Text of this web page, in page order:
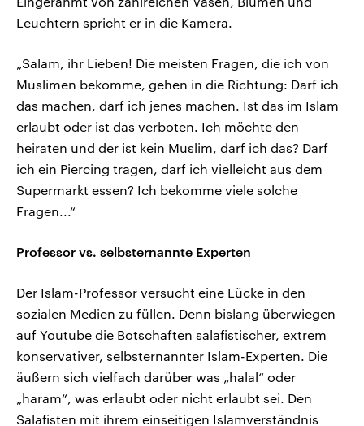
Leuchtern spricht er in die Kamera.
„Salam, ihr Lieben! Die meisten Fragen, die ich von
Muslimen bekomme, gehen in die Richtung: Darf ich
das machen, darf ich jenes machen. Ist das im Islam
erlaubt oder ist das verboten. Ich möchte den
heiraten und der ist kein Muslim, darf ich das? Darf
ich ein Piercing tragen, darf ich vielleicht aus dem
Supermarkt essen? Ich bekomme viele solche
Fragen...“
Professor vs. selbsternannte Experten
Der Islam-Professor versucht eine Lücke in den
sozialen Medien zu füllen. Denn bislang überwiegen
auf Youtube die Botschaften salafistischer, extrem
konservativer, selbsternannter Islam-Experten. Die
äußern sich vielfach darüber was „halal“ oder
„haram“, was erlaubt oder nicht erlaubt sei. Den
Salafisten mit ihrem einseitigen Islamverständnis